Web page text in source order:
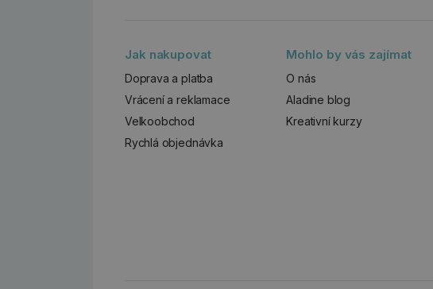
Jak nakupovat
Doprava a platba
Vrácení a reklamace
Velkoobchod
Rychlá objednávka
Mohlo by vás zajímat
O nás
Aladine blog
Kreativní kurzy